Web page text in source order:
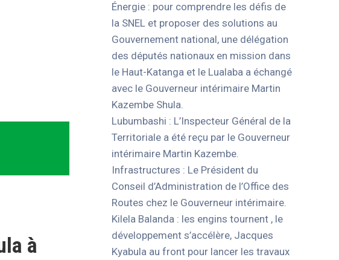
à
Énergie : pour comprendre les défis de
la SNEL et proposer des solutions au
Gouvernement national, une délégation
des députés nationaux en mission dans
le Haut-Katanga et le Lualaba a échangé
avec le Gouverneur intérimaire Martin
Kazembe Shula.
Lubumbashi : L’Inspecteur Général de la
Territoriale a été reçu par le Gouverneur
intérimaire Martin Kazembe.
Infrastructures : Le Président du
Conseil d’Administration de l’Office des
Routes chez le Gouverneur intérimaire.
Kilela Balanda : les engins tournent , le
développement s’accélère, Jacques
Kyabula au front pour lancer les travaux